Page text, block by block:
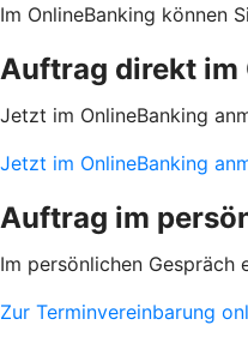
Im OnlineBanking können
Auftrag direkt im
Jetzt im OnlineBanking
Jetzt im OnlineBanking
Auftrag im
Im persönlichen Gespräch
Zur Terminvereinbarung